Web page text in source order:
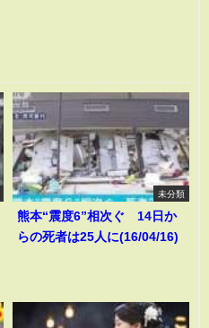
未分類
熊本“震度6”相次ぐ 14日か
らの死者は25人に(16/04/16)